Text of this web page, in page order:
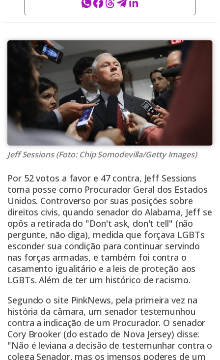
Jeff Sessions (Foto: Chip Somodevilla/Getty Images)
Por 52 votos a favor e 47 contra, Jeff Sessions
toma posse como Procurador Geral dos Estados
Unidos. Controverso por suas posições sobre
direitos civis, quando senador do Alabama, Jeff se
opôs a retirada do "Don't ask, don't tell" (não
pergunte, não diga), medida que forçava LGBTs
esconder sua condição para continuar servindo
nas forças armadas, e também foi contra o
casamento igualitário e a leis de proteção aos
LGBTs. Além de ter um histórico de racismo.
Segundo o site PinkNews, pela primeira vez na
história da câmara, um senador testemunhou
contra a indicação de um Procurador. O senador
Cory Brooker (do estado de Nova Jersey) disse:
"Não é leviana a decisão de testemunhar contra o
colega Senador, mas os imensos poderes de um